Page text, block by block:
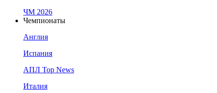
ЧМ 2026
Чемпионаты
Англия
Испания
АПЛ Top News
Италия